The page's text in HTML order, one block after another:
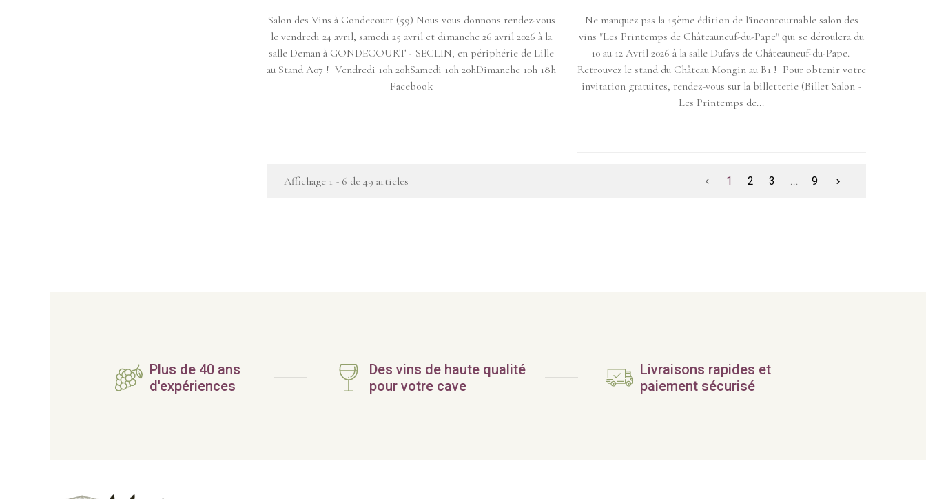
Salon des Vins à Gondecourt (59) Nous vous donnons rendez-vous
le vendredi 24 avril, samedi 25 avril et dimanche 26 avril 2026 à la
salle Deman à GONDECOURT - SECLIN, en périphérie de Lille
au Stand A07 ! Vendredi 10h 20hSamedi 10h 20hDimanche 10h 18h
Facebook
Ne manquez pas la 15ème édition de l'incontournable salon des
vins "Les Printemps de Châteauneuf-du-Pape" qui se déroulera du
10 au 12 Avril 2026 à la salle Dufays de Châteauneuf-du-Pape.
Retrouvez le stand du Château Mongin au B1 ! Pour obtenir votre
invitation gratuites, rendez-vous sur la billetterie (Billet Salon -
Les Printemps de...
Affichage 1 - 6 de 49 articles  1 2 3 ... 9 
Plus de 40 ans
d'expériences
Des vins de haute qualité
pour votre cave
Livraisons rapides et
paiement sécurisé